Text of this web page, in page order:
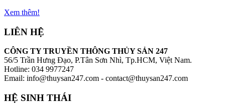
Xem thêm!
LIÊN HỆ
CÔNG TY TRUYỀN THÔNG THỦY SẢN 247
56/5 Trần Hưng Đạo, P.Tân Sơn Nhì, Tp.HCM, Việt Nam.
Hotline: 034 9977247
Email: info@thuysan247.com - contact@thuysan247.com
HỆ SINH THÁI